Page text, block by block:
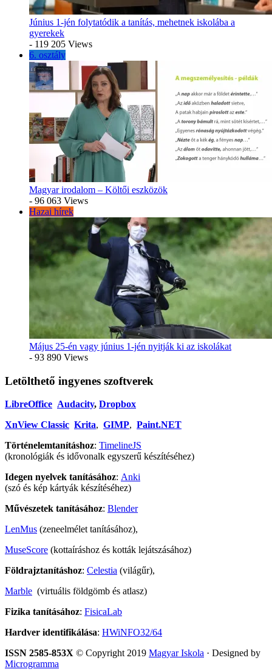
Június 1-jén folytatódik a tanítás, mehetnek iskolába a
gyerekek
- 119 205 Views
6. osztály
Magyar irodalom – Költői eszközök
- 96 063 Views
Hazai hírek
Május 25-én vagy június 1-jén nyitják ki az iskolákat
- 93 890 Views
Letölthető ingyenes szoftverek
LibreOffice Audacity, Dropbox
XnView Classic Krita, GIMP, Paint.NET
Történelemtanításhoz: TimelineJS
(kronológiák és idővonalk egyszerű készítéséhez)
Idegen nyelvek tanításához: Anki
(szó és kép kártyák készítéséhez)
Művészetek tanításához: Blender
LenMus (zeneelmélet tanításához),
MuseScore (kottaíráshoz és kották lejátszásához)
Földrajztanításhoz: Celestia (világűr),
Marble (virtuális földgömb és atlasz)
Fizika tanításához: FisicaLab
Hardver identifikálása: HWiNFO32/64
ISSN 2585-853X © Copyright 2019 Magyar Iskola · Designed by
Microgramma